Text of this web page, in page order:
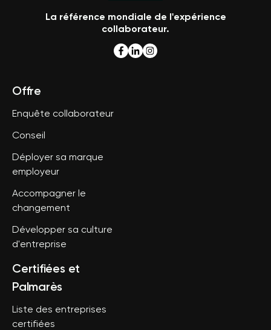
La référence mondiale de l'expérience
collaborateur.
Offre
Enquête collaborateur
Conseil
Déployer sa marque
employeur
Accompagner le
changement
Développer sa culture
d'entreprise
Certifiées et
Palmarès
Liste des entreprises
certifiées